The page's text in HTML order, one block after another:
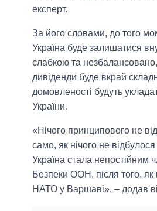
експерт.
За його словами, до того
Україна буде залишатися
слабкою та
дивіденди буде вкрай
домовленості будуть
України.
«Нічого принципового не
само, як нічого не відбулося
Україна стала непостійним
Безпеки ООН, після того,
НАТО у Варшаві», – додав